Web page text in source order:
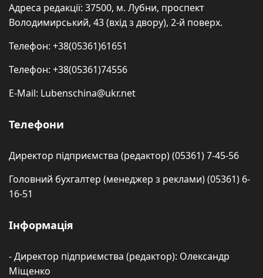
Адреса редакції: 37500, м. Лубни, проспект
Володимирський, 43 (вхід з двору), 2-й поверх.
Телефон: +38(05361)61651
Телефон: +38(05361)74556
E-Mail: Lubenschina@ukr.net
Телефони
Директор підприємства (редактор) (05361) 7-45-56
Головний бухгалтер (менеджер з реклами) (05361) 6-
16-51
Інформація
- Директор підприємства (редактор): Олександр
Міщенко